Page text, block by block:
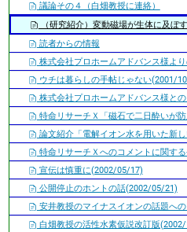
議論その４（白畑教授に連絡）
（研究紹介）変動磁場が生体に及ぼ
読者からの情報
株式会社プロホームアドバンス様よ
ウチは暮らしの手帖じゃない(2001/
株式会社プロホームアドバンス様と
特命リサーチＸ「磁石で二日酔いが
論文紹介「電解イオン水を用いた新
特命リサーチＸへのコメントに関す
宣伝は慎重に(2002/05/17)
公開停止のホントの話(2002/05/21)
安井教授のマイナスイオンの話題へ
白畑教授の活性水素仮説改訂版